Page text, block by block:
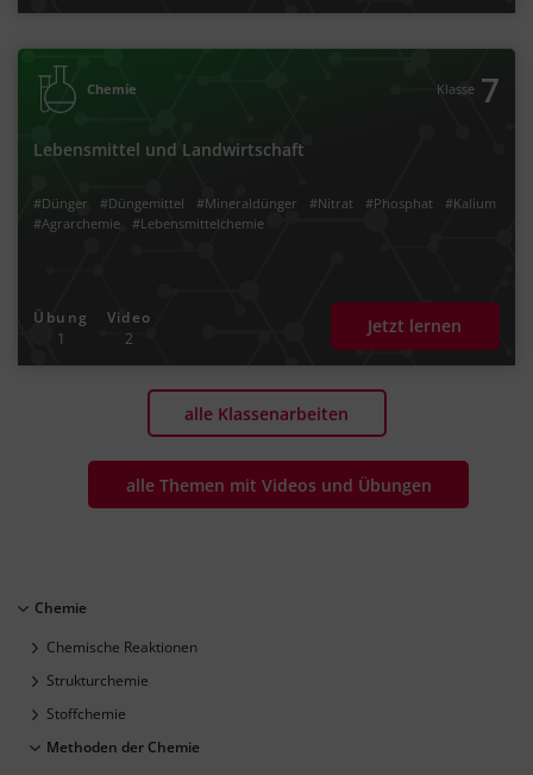
Chemie Klasse 7
Lebensmittel und Landwirtschaft
#Dünger #Düngemittel #Mineraldünger #Nitrat #Phosphat
#Kalium
#Agrarchemie
#Lebensmittelchemie
Übung
1
Video
2
Jetzt lernen
alle Klassenarbeiten
alle Themen mit Videos und Übungen
Chemie
Chemische Reaktionen
Strukturchemie
Stoffchemie
Methoden der Chemie